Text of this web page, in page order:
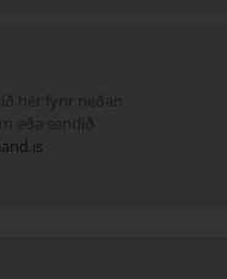
hér fyrir neðan
eða sendið